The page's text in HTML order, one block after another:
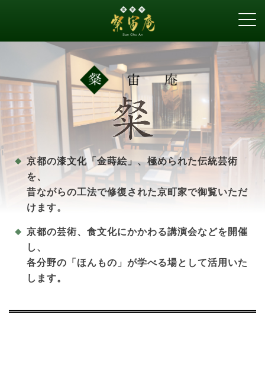
お知らせ
ギャラリー
アクセス
町家ゲストハウス
綾綺殿 Facebook
京都の漆文化「金蒔絵」、極められた伝統芸術
を、
昔ながらの工法で修復された京町家で御覧いただ
けます。
京都の芸術、食文化にかかわる講演会などを開催
し、
各分野の「ほんもの」が学べる場として活用いた
します。